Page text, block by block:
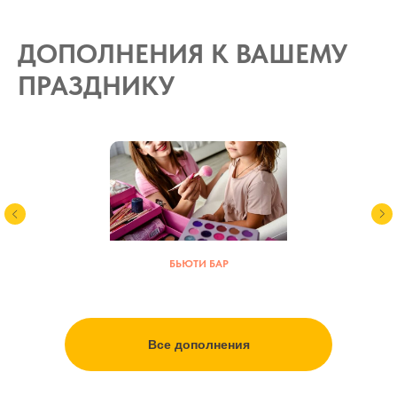
ДОПОЛНЕНИЯ К ВАШЕМУ
ПРАЗДНИКУ
БЬЮТИ БАР
Все дополнения